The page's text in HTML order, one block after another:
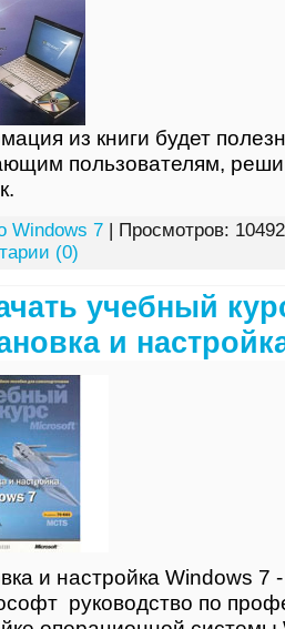
из книги будет
пользователям,
Windows 7| Просмотров:
(0)
учебный
и
и настройка Windows 7
руководство по